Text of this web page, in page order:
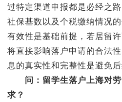
过特定渠道申报都是必经之
社保基数以及个税缴纳情况
有效性是基础前提，若居留
将直接影响落户申请的合法
息的真实性和完整性是避免后
问：留学生落户上海对
求？